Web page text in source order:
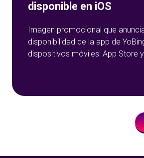
disponible en iOS
Imagen promocional que
disponibilidad de la app de
dispositivos móviles: App Store